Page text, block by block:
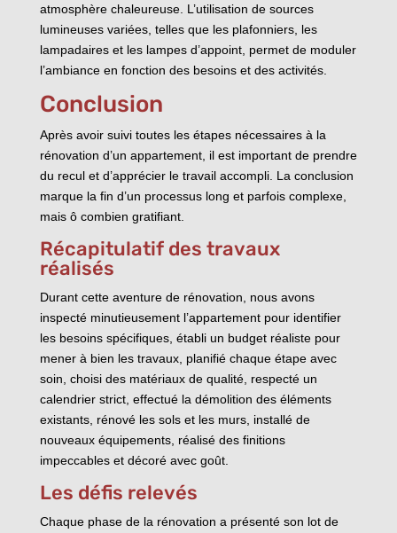
atmosphère chaleureuse. L’utilisation de sources
lumineuses variées, telles que les plafonniers, les
lampadaires et les lampes d’appoint, permet de moduler
l’ambiance en fonction des besoins et des activités.
Conclusion
Après avoir suivi toutes les étapes nécessaires à la
rénovation d’un appartement, il est important de prendre
du recul et d’apprécier le travail accompli. La conclusion
marque la fin d’un processus long et parfois complexe,
mais ô combien gratifiant.
Récapitulatif des travaux
réalisés
Durant cette aventure de rénovation, nous avons
inspecté minutieusement l’appartement pour identifier
les besoins spécifiques, établi un budget réaliste pour
mener à bien les travaux, planifié chaque étape avec
soin, choisi des matériaux de qualité, respecté un
calendrier strict, effectué la démolition des éléments
existants, rénové les sols et les murs, installé de
nouveaux équipements, réalisé des finitions
impeccables et décoré avec goût.
Les défis relevés
Chaque phase de la rénovation a présenté son lot de